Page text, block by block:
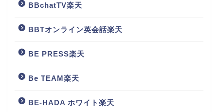
BBchatTV楽天
BBTオンライン英会話楽天
BE PRESS楽天
Be TEAM楽天
BE-HADA ホワイト楽天